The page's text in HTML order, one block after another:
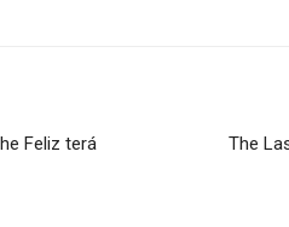
Feliz terá
The